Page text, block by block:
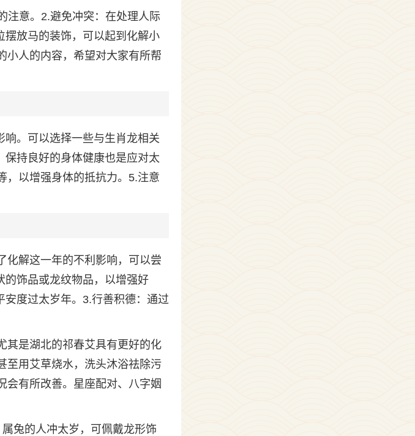
注意。2.避免冲突：在处理人际
摆放马的装饰，可以起到化解小
小人的内容，希望对大家有所帮
。可以选择一些与生肖龙相关
持良好的身体健康也是应对太
，以增强身体的抵抗力。5.注意
化解这一年的不利影响，可以尝
的饰品或龙纹物品，以增强好
度过太岁年。3.行善积德：通过
其是湖北的祁春艾具有更好的化
至用艾草烧水，洗头沐浴祛除污
会有所改善。星座配对、八字姻
兔的人冲太岁，可佩戴龙形饰